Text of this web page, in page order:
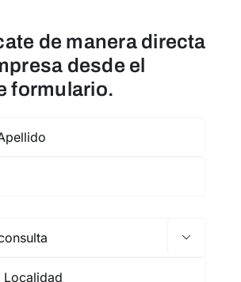
de manera directa
desde el
formulario.
